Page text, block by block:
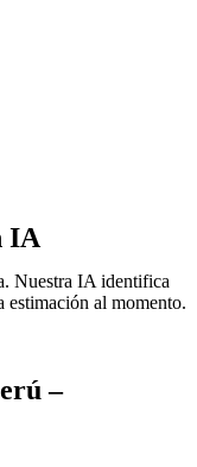
IA
Nuestra IA identifica
estimación al momento.
–